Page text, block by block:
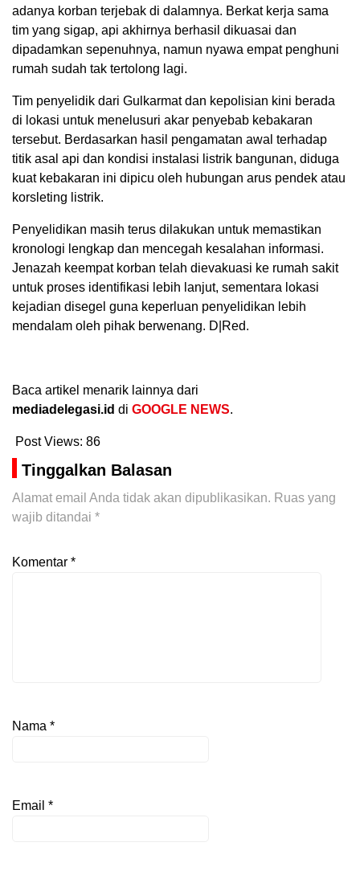
adanya korban terjebak di dalamnya. Berkat kerja sama
tim yang sigap, api akhirnya berhasil dikuasai dan
dipadamkan sepenuhnya, namun nyawa empat penghuni
rumah sudah tak tertolong lagi.
Tim penyelidik dari Gulkarmat dan kepolisian kini berada
di lokasi untuk menelusuri akar penyebab kebakaran
tersebut. Berdasarkan hasil pengamatan awal terhadap
titik asal api dan kondisi instalasi listrik bangunan, diduga
kuat kebakaran ini dipicu oleh hubungan arus pendek atau
korsleting listrik.
Penyelidikan masih terus dilakukan untuk memastikan
kronologi lengkap dan mencegah kesalahan informasi.
Jenazah keempat korban telah dievakuasi ke rumah sakit
untuk proses identifikasi lebih lanjut, sementara lokasi
kejadian disegel guna keperluan penyelidikan lebih
mendalam oleh pihak berwenang. D|Red.
Baca artikel menarik lainnya dari
mediadelegasi.id di GOOGLE NEWS.
Post Views: 86
Tinggalkan Balasan
Alamat email Anda tidak akan dipublikasikan. Ruas yang
wajib ditandai *
Komentar *
Nama *
Email *